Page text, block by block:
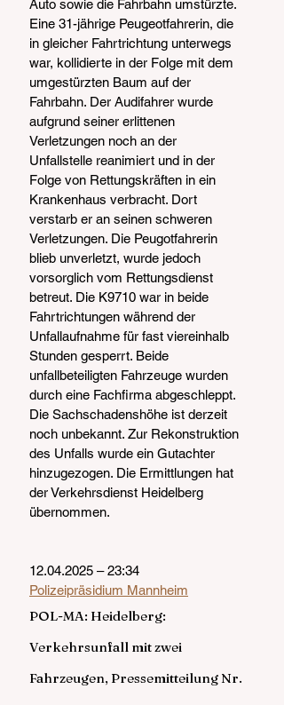
Auto sowie die Fahrbahn umstürzte.
Eine 31-jährige Peugeotfahrerin, die
in gleicher Fahrtrichtung unterwegs
war, kollidierte in der Folge mit dem
umgestürzten Baum auf der
Fahrbahn. Der Audifahrer wurde
aufgrund seiner erlittenen
Verletzungen noch an der
Unfallstelle reanimiert und in der
Folge von Rettungskräften in ein
Krankenhaus verbracht. Dort
verstarb er an seinen schweren
Verletzungen. Die Peugotfahrerin
blieb unverletzt, wurde jedoch
vorsorglich vom Rettungsdienst
betreut. Die K9710 war in beide
Fahrtrichtungen während der
Unfallaufnahme für fast viereinhalb
Stunden gesperrt. Beide
unfallbeteiligten Fahrzeuge wurden
durch eine Fachfirma abgeschleppt.
Die Sachschadenshöhe ist derzeit
noch unbekannt. Zur Rekonstruktion
des Unfalls wurde ein Gutachter
hinzugezogen. Die Ermittlungen hat
der Verkehrsdienst Heidelberg
übernommen.
12.04.2025 – 23:34
Polizeipräsidium Mannheim
POL-MA: Heidelberg:
Verkehrsunfall mit zwei
Fahrzeugen, Pressemitteilung Nr.